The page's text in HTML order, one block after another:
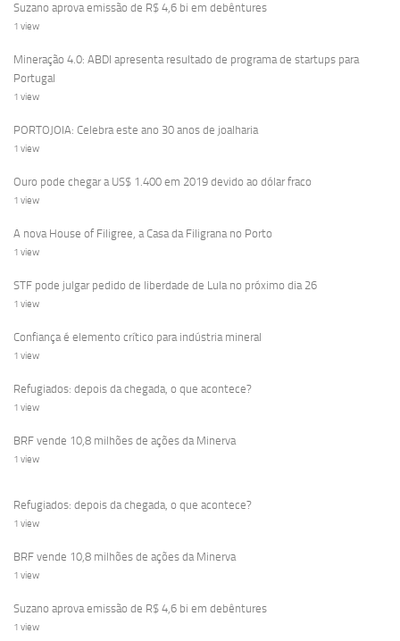
Suzano aprova emissão de R$ 4,6 bi em debêntures
1 view
Mineração 4.0: ABDI apresenta resultado de programa de startups para
Portugal
1 view
PORTOJOIA: Celebra este ano 30 anos de joalharia
1 view
Ouro pode chegar a US$ 1.400 em 2019 devido ao dólar fraco
1 view
A nova House of Filigree, a Casa da Filigrana no Porto
1 view
STF pode julgar pedido de liberdade de Lula no próximo dia 26
1 view
Confiança é elemento crítico para indústria mineral
1 view
Refugiados: depois da chegada, o que acontece?
1 view
BRF vende 10,8 milhões de ações da Minerva
1 view
Refugiados: depois da chegada, o que acontece?
1 view
BRF vende 10,8 milhões de ações da Minerva
1 view
Suzano aprova emissão de R$ 4,6 bi em debêntures
1 view